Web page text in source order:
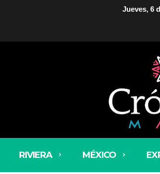
Jueves, 6
RIVIERA MÉXICO